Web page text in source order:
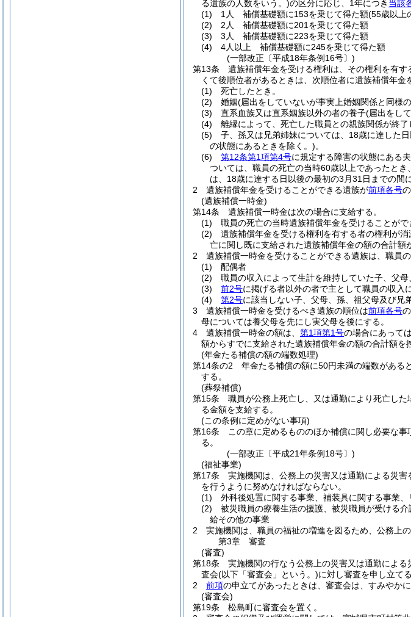
る遺族の人数をいう。)の区分に応じ、1年につき 当該
(1)
1人 補償基礎額に153を乗じて得た額(55歳以上
(2)
2人 補償基礎額に201を乗じて得た額
(3)
3人 補償基礎額に223を乗じて得た額
(4)
4人以上 補償基礎額に245を乗じて得た額
(一部改正〔平成18年条例16号〕)
第13条
遺族補償年金を受ける権利は、その権利を有す
くて後順位者があるときは、次順位者に遺族補償年金
(1)
死亡したとき。
(2)
婚姻(届出をしていないが事実上婚姻関係と同様
(3)
直系血族又は直系姻族以外の者の養子(届出をし
(4)
離縁によって、死亡した職員との親族関係が終了
(5)
子、孫又は兄弟姉妹については、18歳に達した
の状態にあるときを除く。)。
(6)
第12条第1項第4号に規定する障害の状態にある
ついては、職員の死亡の当時60歳以上であったと
は、18歳に達する日以後の最初の3月31日までの
2
遺族補償年金を受けることができる遺族が前項各号
(遺族補償一時金)
第14条
遺族補償一時金は次の場合に支給する。
(1)
職員の死亡の当時遺族補償年金を受けることがで
(2)
遺族補償年金を受ける権利を有する者の権利が
亡に関し既に支給された遺族補償年金の額の合計額
2
遺族補償一時金を受けることができる遺族は、職員
(1)
配偶者
(2)
職員の収入によって生計を維持していた子、父
(3)
前2号に掲げる者以外の者で主として職員の収入
(4)
第2号に該当しない子、父母、孫、祖父母及び兄
3
遺族補償一時金を受けるべき遺族の順位は前項各号
母については養父母を先にし実父母を後にする。
4
遺族補償一時金の額は、 第1項第1号の場合にあって
額からすでに支給された遺族補償年金の額の合計額を
(年金たる補償の額の端数処理)
第14条の2
年金たる補償の額に50円未満の端数がある
する。
(葬祭補償)
第15条
職員が公務上死亡し、又は通勤により死亡し
る金額を支給する。
(この条例に定めがない事項)
第16条
この章に定めるもののほか補償に関し必要な
る。
(一部改正〔平成21年条例18号〕)
(福祉事業)
第17条
実施機関は、公務上の災害又は通勤による災害
を行うように努めなければならない。
(1)
外科後処置に関する事業、補装具に関する事業
(2)
被災職員の療養生活の援護、被災職員が受ける
給その他の事業
2
実施機関は、職員の福祉の増進を図るため、公務上
第3章
審査
(審査)
第18条
実施機関の行なう公務上の災害又は通勤によ
査会(以下「審査会」という。)に対し審査を申し立て
2
前項の申立てがあったときは、審査会は、すみやか
(審査会)
第19条
松島町に審査会を置く。